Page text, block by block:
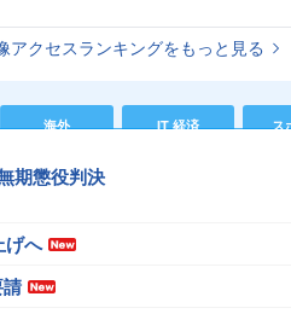
アクセスランキングをもっと見る
海外 IT 経済 ス
期懲役判決
げへ